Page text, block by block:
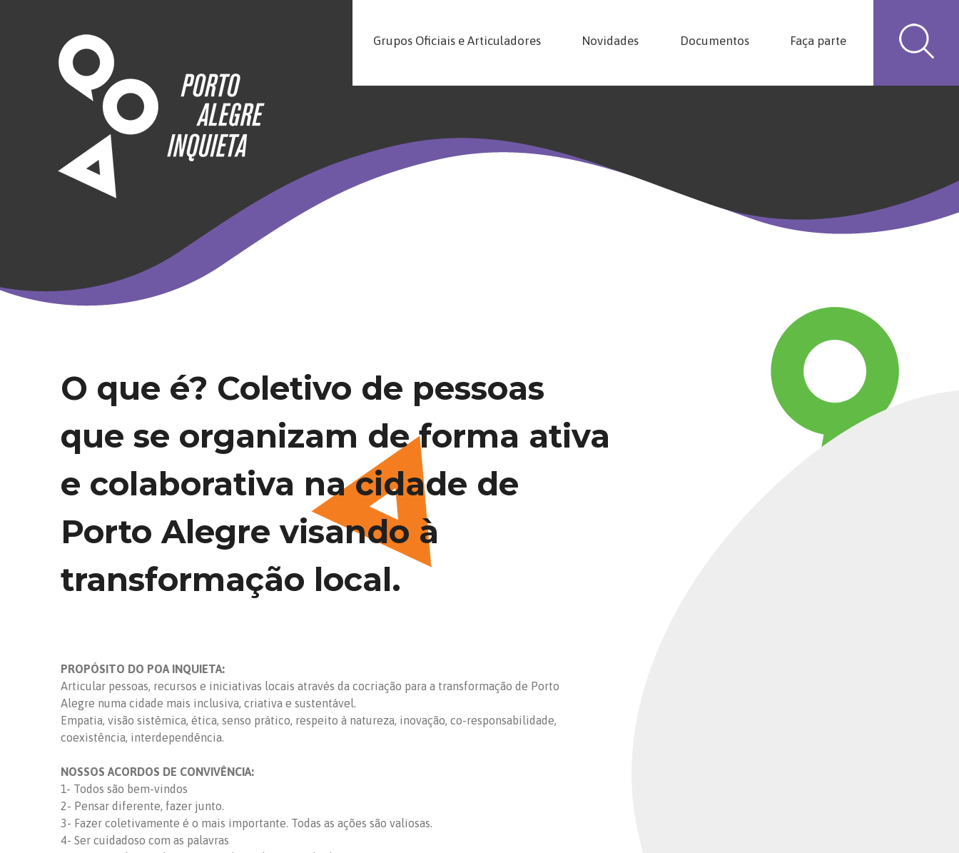
Grupos Oficiais e Articuladores Novidades Documentos Faça parte
O que é? Coletivo de pessoas
que se organizam de forma ativa
e colaborativa na cidade de
Porto Alegre visando à
transformação local.
PROPÓSITO DO POA INQUIETA:
Articular pessoas, recursos e iniciativas locais através da cocriação para a transformação de Porto
Alegre numa cidade mais inclusiva, criativa e sustentável.
Empatia, visão sistêmica, ética, senso prático, respeito à natureza, inovação, co-responsabilidade,
coexistência, interdependência.
NOSSOS ACORDOS DE CONVIVÊNCIA:
1- Todos são bem-vindos
2- Pensar diferente, fazer junto.
3- Fazer coletivamente é o mais importante. Todas as ações são valiosas.
4- Ser cuidadoso com as palavras